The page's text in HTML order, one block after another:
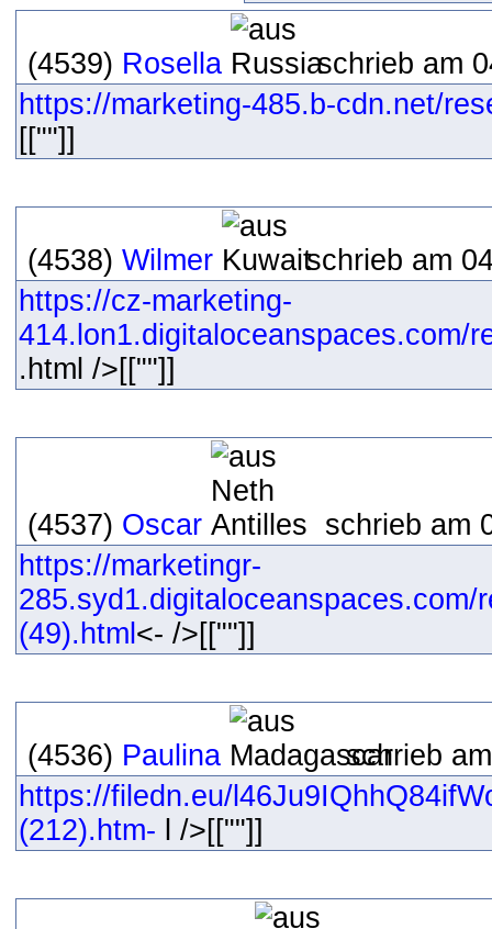
(4539) Rosella
schrieb am
https://marketing-485.b-cdn.net/
[[""]]
(4538) Wilmer
schrieb am
https://cz-marketing-
414.lon1.digitaloceanspaces.com/
.html />[[""]]
(4537) Oscar
schrieb am
https://marketingr-
285.syd1.digitaloceanspaces.com/
(49).html <- />[[""]]
(4536) Paulina
schrieb
https://filedn.eu/
(212).htm- l />[[""]]